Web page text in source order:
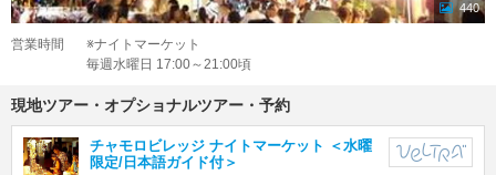
440
営業時間
※ナイトマーケット
毎週水曜日 17:00～21:00頃
現地ツアー・オプショナルツアー・予約
チャモロビレッジ ナイトマーケット ＜水曜
限定/日本語ガイド付＞